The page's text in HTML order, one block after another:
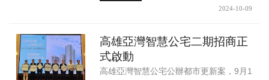
2024-10-09
高雄亞灣智慧公宅二期招商正
式啟動
高雄亞灣智慧公宅公辦都市更新案，9月1